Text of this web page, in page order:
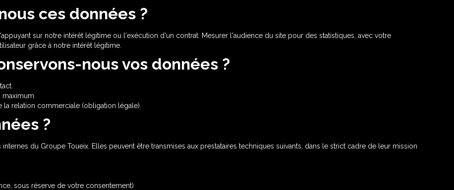
ces données ?
sur notre intérêt légitime ou l'exécution d'un contrat. Mesurer l'audience du site pour des statistiques, avec votre
grâce à notre intérêt légitime.
nous vos données ?
maximum.
la relation commerciale (obligation légale).
?
du Groupe Toueix. Elles peuvent être transmises aux prestataires techniques suivants, dans le strict cadre de leur mission
sous réserve de votre consentement)